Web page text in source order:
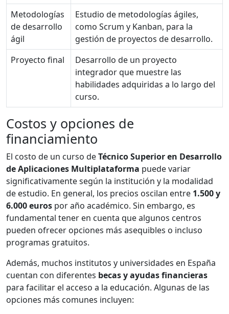
Metodologías
de desarrollo
ágil
Estudio de metodologías ágiles,
como Scrum y Kanban, para la
gestión de proyectos de desarrollo.
Proyecto final
Desarrollo de un proyecto
integrador que muestre las
habilidades adquiridas a lo largo del
curso.
Costos y opciones de
financiamiento
El costo de un curso deTécnico Superior en Desarrollo
de Aplicaciones Multiplataforma puede variar
significativamente según la institución y la modalidad
de estudio. En general, los precios oscilan entre 1.500 y
6.000 euros por año académico. Sin embargo, es
fundamental tener en cuenta que algunos centros
pueden ofrecer opciones más asequibles o incluso
programas gratuitos.
Además, muchos institutos y universidades en España
cuentan con diferentes becas y ayudas financieras
para facilitar el acceso a la educación. Algunas de las
opciones más comunes incluyen: